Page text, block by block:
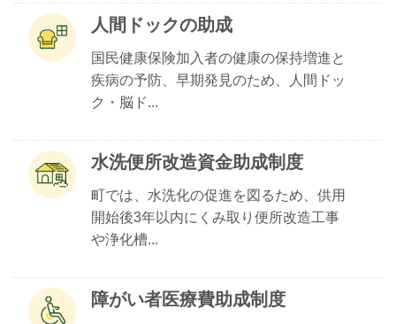
人間ドックの助成
国民健康保険加入者の健康の保持増進と
疾病の予防、早期発見のため、人間ドッ
ク・脳ド...
水洗便所改造資金助成制度
町では、水洗化の促進を図るため、供用
開始後3年以内にくみ取り便所改造工事
や浄化槽...
障がい者医療費助成制度